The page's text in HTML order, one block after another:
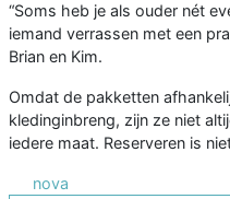
“Soms heb je als ouder nét
iemand verrassen met een
Brian en Kim.
Omdat de pakketten
kledinginbreng, zijn ze niet
iedere maat. Reserveren is
nova